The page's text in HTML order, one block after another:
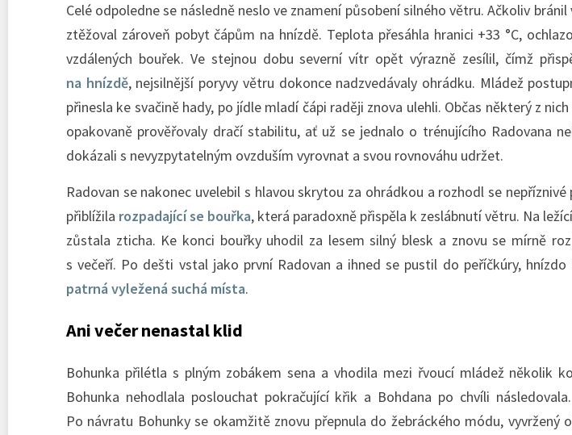
Celé odpoledne se následně neslo ve znamení působení silného větru. Ačkoliv
ztěžoval zároveň pobyt čápům na hnízdě. Teplota přesáhla hranici +33 °C,
vzdálených bouřek. Ve stejnou dobu severní vítr opět výrazně zesílil, čímž
na hnízdě, nejsilnější poryvy větru dokonce nadzvedávaly ohrádku. Mládež
přinesla ke svačině hady, po jídle mladí čápi raději znova ulehli. Občas některý z
opakovaně prověřovaly dračí stabilitu, ať už se jednalo o trénujícího Radovana
dokázali s nevyzpytatelným ovzduším vyrovnat a svou rovnováhu udržet.
Radovan se nakonec uvelebil s hlavou skrytou za ohrádkou a rozhodl se
přiblížila rozpadající se bouřka, která paradoxně přispěla k zeslábnutí větru. Na
zůstala zticha. Ke konci bouřky uhodil za lesem silný blesk a znovu se mírně
s večeří. Po dešti vstal jako první Radovan a ihned se pustil do peříčkúry,
patrná vyležená suchá místa.
Ani večer nenastal klid
Bohunka přilétla s plným zobákem sena a vhodila mezi řvoucí mládež několik
Bohunka nehodlala poslouchat pokračující křik a Bohdana po chvíli
Po návratu Bohunky se okamžitě znovu přepnula do žebráckého módu,